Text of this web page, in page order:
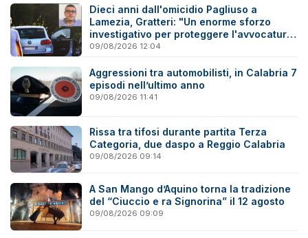
Dieci anni dall'omicidio Pagliuso a
Lamezia, Gratteri: "Un enorme sforzo
investigativo per proteggere l'avvocatura
onesta"
09/08/2026 12:04
Aggressioni tra automobilisti, in Calabria 7
episodi nell’ultimo anno
09/08/2026 11:41
Rissa tra tifosi durante partita Terza
Categoria, due daspo a Reggio Calabria
09/08/2026 09:14
A San Mango d’Aquino torna la tradizione
del “Ciuccio e ra Signorina” il 12 agosto
09/08/2026 09:09